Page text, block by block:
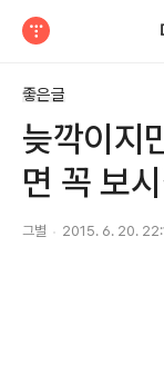
좋은글
늦깍이지
면 꼭 보
그별 2015. 6. 20.